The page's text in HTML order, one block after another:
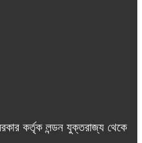
কর্তৃক লন্ডন যুক্তরাজ্য থেকে